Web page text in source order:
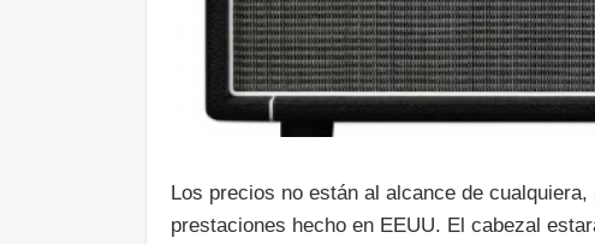
Los precios no están al alcance de
prestaciones hecho en EEUU. El cabezal